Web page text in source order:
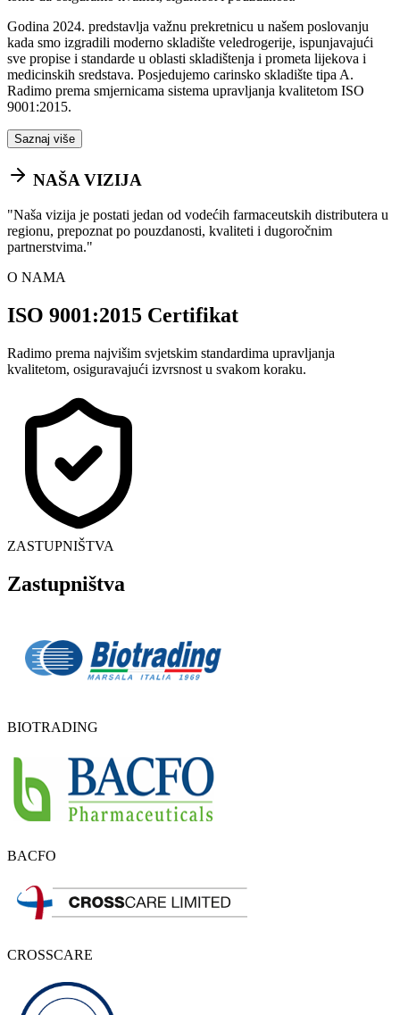
Godina 2024. predstavlja važnu prekretnicu u našem poslovanju
kada smo izgradili moderno skladište veledrogerije, ispunjavajući
sve propise i standarde u oblasti skladištenja i prometa lijekova i
medicinskih sredstava. Posjedujemo carinsko skladište tipa A.
Radimo prema smjernicama sistema upravljanja kvalitetom ISO
9001:2015.
Saznaj više
NAŠA VIZIJA
"Naša vizija je postati jedan od vodećih farmaceutskih distributera u
regionu, prepoznat po pouzdanosti, kvaliteti i dugoročnim
partnerstvima."
O NAMA
ISO 9001:2015 Certifikat
Radimo prema najvišim svjetskim standardima upravljanja
kvalitetom, osiguravajući izvrsnost u svakom koraku.
ZASTUPNIŠTVA
Zastupništva
BIOTRADING
BACFO
CROSSCARE